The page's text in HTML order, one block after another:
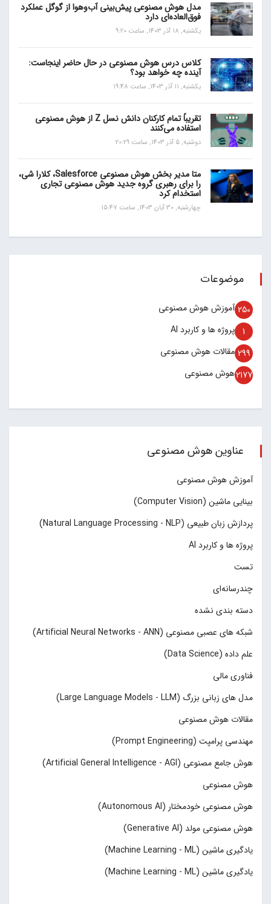
مدل هوش مصنوعی پیش‌بینی آب‌و‌هوا از گوگل عملکرد
فوق‌العاده‌ای دارد
یکشنبه, 18 آذر 1403, ساعت 9:20
کلاس درس هوش مصنوعی در حال حاضر اینجاست:
آینده چه خواهد بود؟
یکشنبه, 11 آذر 1403, ساعت 19:48
تقریباً تمام کارکنان دانش نسل Z از هوش مصنوعی
استفاده می‌کنند
دوشنبه, 5 آذر 1403, ساعت 20:29
متا مدیر بخش هوش مصنوعی Salesforce، کلارا شی،
را برای رهبری گروه جدید هوش مصنوعی تجاری
استخدام کرد
چهارشنبه, 30 آبان 1403, ساعت 15:47
موضوعات
آموزش هوش مصنوعی 250
پروژه ها و کاربرد AI 1
مقالات هوش مصنوعی 299
هوش مصنوعی2177
عناوین هوش مصنوعی
آموزش هوش مصنوعی
بینایی ماشین (Computer Vision)
پردازش زبان طبیعی (Natural Language Processing - NLP)
پروژه ها و کاربرد AI
تست
چند‌‌رسانه‌ای
دسته بندی نشده
شبکه های عصبی مصنوعی (Artificial Neural Networks - ANN)
علم داده (Data Science)
فناوری مالی
مدل های زبانی بزرگ (Large Language Models - LLM)
مقالات هوش مصنوعی
مهندسی پرامپت (Prompt Engineering)
هوش جامع مصنوعی (Artificial General Intelligence - AGI)
هوش مصنوعی
هوش مصنوعی خودمختار (Autonomous AI)
هوش مصنوعی مولد (Generative AI)
یادگیری ماشین (Machine Learning - ML)
یادگیری ماشین (Machine Learning - ML)